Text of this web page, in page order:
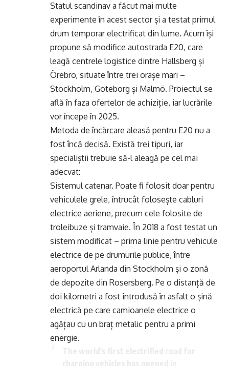
Statul scandinav a făcut mai multe
experimente în acest sector și a testat primul
drum temporar electrificat din lume. Acum își
propune să modifice autostrada E20, care
leagă centrele logistice dintre Hallsberg și
Örebro, situate între trei orașe mari –
Stockholm, Goteborg și Malmö. Proiectul se
află în faza ofertelor de achiziție, iar lucrările
vor începe în 2025.
Metoda de încărcare aleasă pentru E20 nu a
fost încă decisă. Există trei tipuri, iar
specialiștii trebuie să-l aleagă pe cel mai
adecvat:
Sistemul catenar. Poate fi folosit doar pentru
vehiculele grele, întrucât folosește cabluri
electrice aeriene, precum cele folosite de
troleibuze și tramvaie. În 2018 a fost testat un
sistem modificat – prima linie pentru vehicule
electrice de pe drumurile publice, între
aeroportul Arlanda din Stockholm și o zonă
de depozite din Rosersberg. Pe o distanță de
doi kilometri a fost introdusă în asfalt o șină
electrică pe care camioanele electrice o
agățau cu un braț metalic pentru a primi
energie.